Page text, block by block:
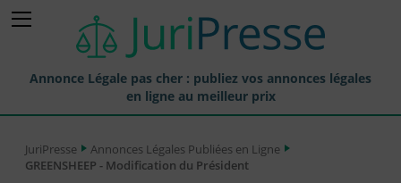
Annonce Légale pas cher : publiez vos annonces légales
en ligne au meilleur prix
Annonces Légales Publiées
JuriPresse
Annonces Légales Publiées en Ligne
GREENSHEEP - Modification du Président